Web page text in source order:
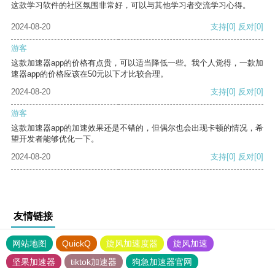
这款学习软件的社区氛围非常好，可以与其他学习者交流学习心得。
2024-08-20 支持[0] 反对[0]
游客
这款加速器app的价格有点贵，可以适当降低一些。我个人觉得，一款加
速器app的价格应该在50元以下才比较合理。
2024-08-20
支持[0] 反对[0]
游客
这款加速器app的加速效果还是不错的，但偶尔也会出现卡顿的情况，希
望开发者能够优化一下。
2024-08-20
支持[0] 反对[0]
友情链接
网站地图 QuickQ 旋风加速度器
旋风加速
坚果加速器
tiktok加速器
狗急加速器官网